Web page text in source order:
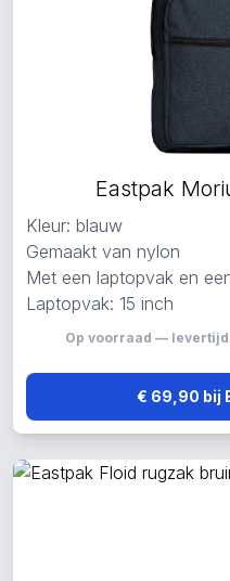
Eastpak
Kleur: blauw
Gemaakt van nylon
Met een laptopvak en
Laptopvak: 15 inch
Op voorraad —
€ 69,90 bij